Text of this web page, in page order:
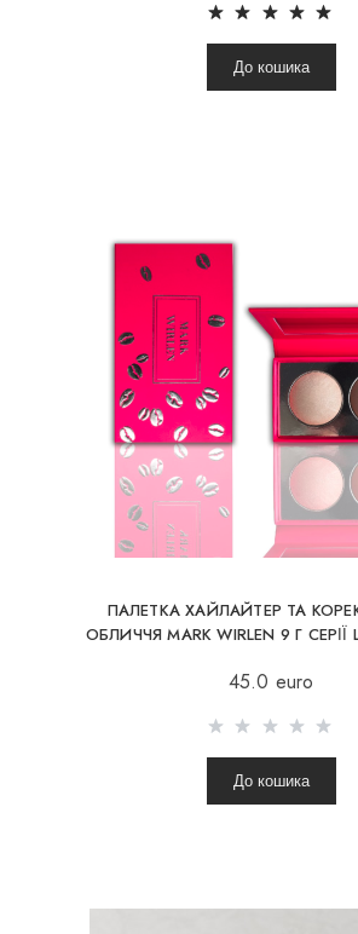
До кошика
ПАЛЕТКА ХАЙЛАЙТЕР ТА
ОБЛИЧЧЯ MARK WIRLEN 9 Г СЕРІЇ
45.0 euro
До кошика